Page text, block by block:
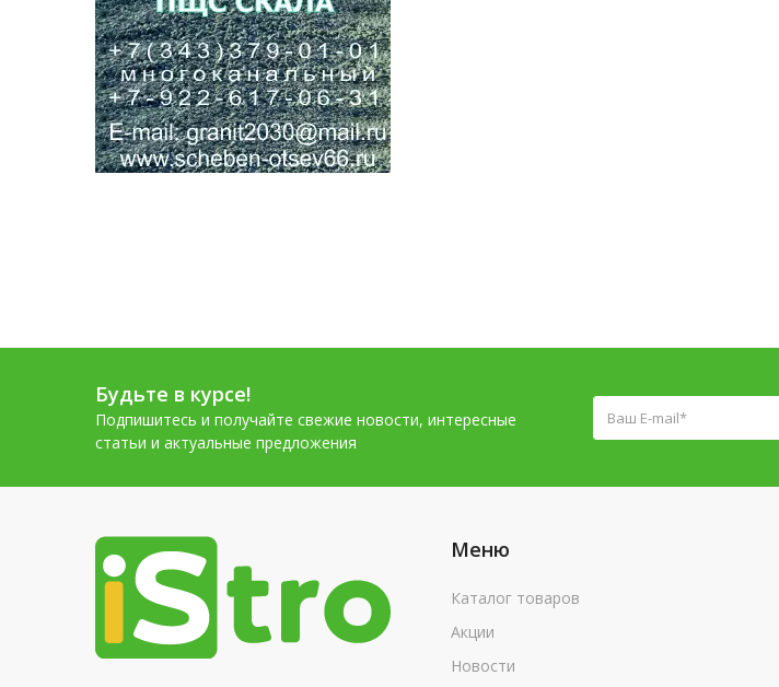
Будьте в курсе!
Подпишитесь и получайте свежие новости, интересные
статьи и актуальные предложения
Меню
Каталог товаров
Акции
Новости